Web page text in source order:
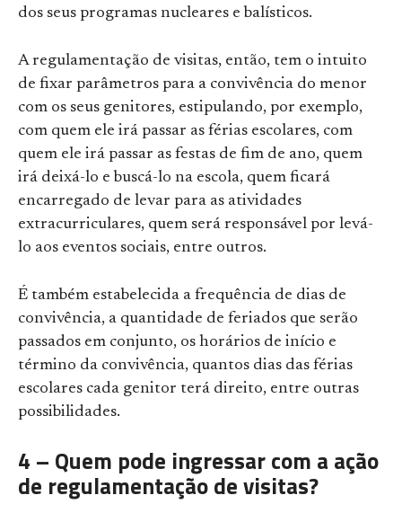
dos seus programas nucleares e balísticos.
A regulamentação de visitas, então, tem o intuito
de fixar parâmetros para a convivência do menor
com os seus genitores, estipulando, por exemplo,
com quem ele irá passar as férias escolares, com
quem ele irá passar as festas de fim de ano, quem
irá deixá-lo e buscá-lo na escola, quem ficará
encarregado de levar para as atividades
extracurriculares, quem será responsável por levá-
lo aos eventos sociais, entre outros.
É também estabelecida a frequência de dias de
convivência, a quantidade de feriados que serão
passados em conjunto, os horários de início e
término da convivência, quantos dias das férias
escolares cada genitor terá direito, entre outras
possibilidades.
4 – Quem pode ingressar com a ação
de regulamentação de visitas?